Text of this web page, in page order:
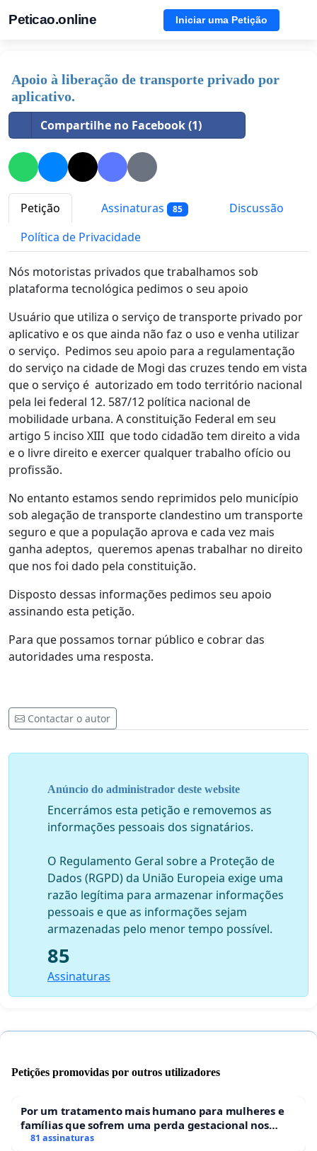
Peticao.online Iniciar uma Petição
Apoio à liberação de transporte privado por
aplicativo.
Compartilhe no Facebook (1)
Petição Assinaturas 85
Discussão
Política de Privacidade
Nós motoristas privados que trabalhamos sob
plataforma tecnológica pedimos o seu apoio
Usuário que utiliza o serviço de transporte privado por
aplicativo e os que ainda não faz o uso e venha utilizar
o serviço. Pedimos seu apoio para a regulamentação
do serviço na cidade de Mogi das cruzes tendo em vista
que o serviço é autorizado em todo território nacional
pela lei federal 12. 587/12 política nacional de
mobilidade urbana. A constituição Federal em seu
artigo 5 inciso XIII que todo cidadão tem direito a vida
e o livre direito e exercer qualquer trabalho ofício ou
profissão.
No entanto estamos sendo reprimidos pelo município
sob alegação de transporte clandestino um transporte
seguro e que a população aprova e cada vez mais
ganha adeptos, queremos apenas trabalhar no direito
que nos foi dado pela constituição.
Disposto dessas informações pedimos seu apoio
assinando esta petição.
Para que possamos tornar público e cobrar das
autoridades uma resposta.
Contactar o autor
Anúncio do administrador deste website
Encerrámos esta petição e removemos as
informações pessoais dos signatários.
O Regulamento Geral sobre a Proteção de
Dados (RGPD) da União Europeia exige uma
razão legítima para armazenar informações
pessoais e que as informações sejam
armazenadas pelo menor tempo possível.
85
Assinaturas
Petições promovidas por outros utilizadores
Por um tratamento mais humano para mulheres e
famílias que sofrem uma perda gestacional nos
hospitais portugueses
81 assinaturas